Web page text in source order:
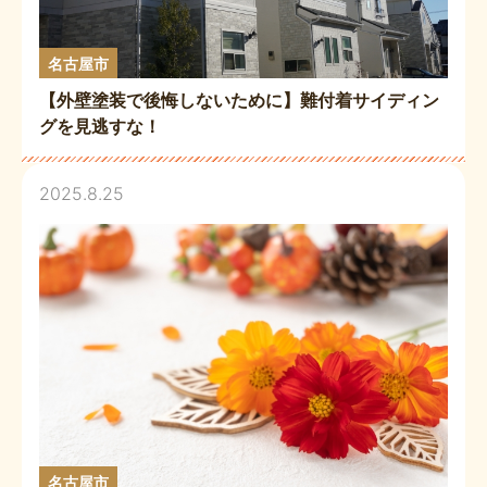
名古屋市
【外壁塗装で後悔しないために】難付着サイディン
グを見逃すな！
2025.8.25
名古屋市